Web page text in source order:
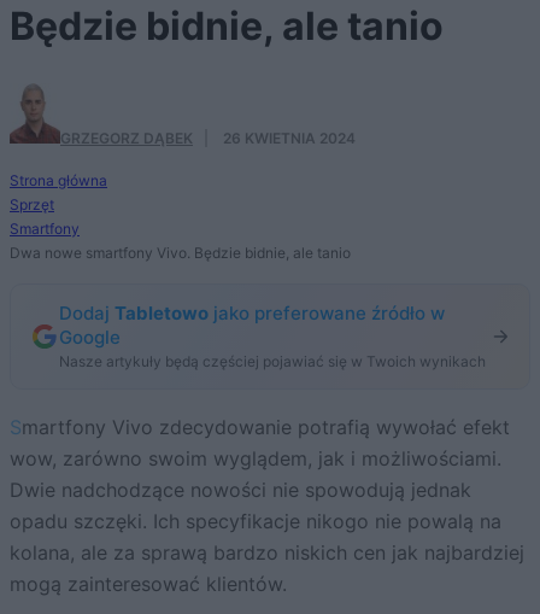
Będzie bidnie, ale tanio
GRZEGORZ DĄBEK 26 KWIETNIA 2024
Strona główna
Sprzęt
Smartfony
Dwa nowe smartfony Vivo. Będzie bidnie, ale tanio
Dodaj Tabletowo jako preferowane źródło w
Google
Nasze artykuły będą częściej pojawiać się w Twoich wynikach
Smartfony Vivo zdecydowanie potrafią wywołać efekt
wow, zarówno swoim wyglądem, jak i możliwościami.
Dwie nadchodzące nowości nie spowodują jednak
opadu szczęki. Ich specyfikacje nikogo nie powalą na
kolana, ale za sprawą bardzo niskich cen jak najbardziej
mogą zainteresować klientów.